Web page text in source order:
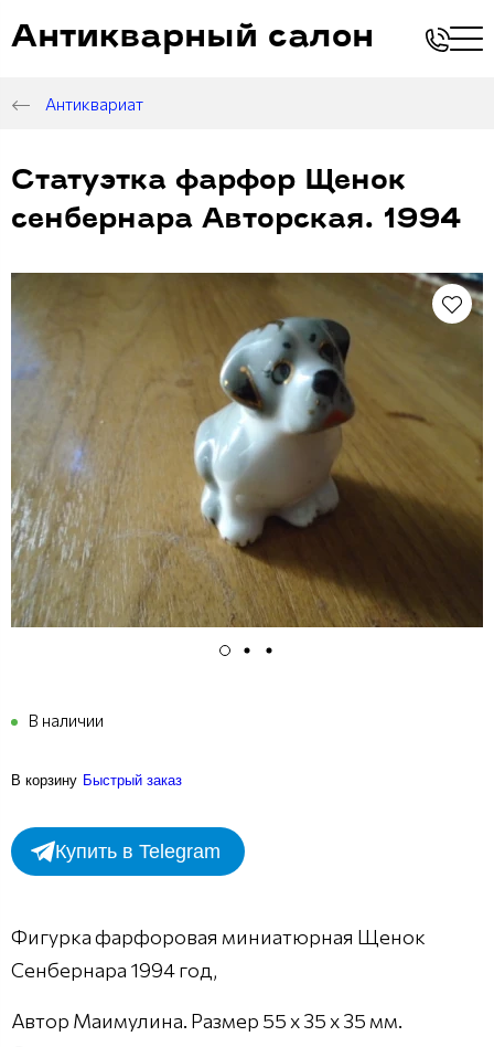
Антикварный салон
Антиквариат
Статуэтка фарфор Щенок
сенбернара Авторская. 1994
В наличии
В корзину Быстрый заказ
Купить в Telegram
Фигурка фарфоровая миниатюрная Щенок
Сенбернара 1994 год,
Автор Маимулина. Размер 55 х 35 х 35 мм.